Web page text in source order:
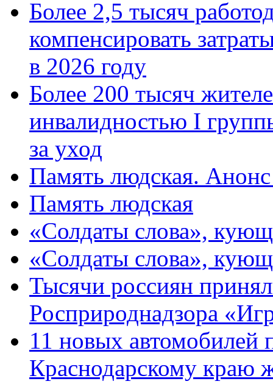
Более 2,5 тысяч
компенсировать
в 2026 году
Более 200 тысяч
инвалидностью I
за уход
Память людская.
Память людская
«Солдаты слова»,
«Солдаты слова»,
Тысячи россиян
Росприроднадзора
11 новых автомобилей
Краснодарскому краю